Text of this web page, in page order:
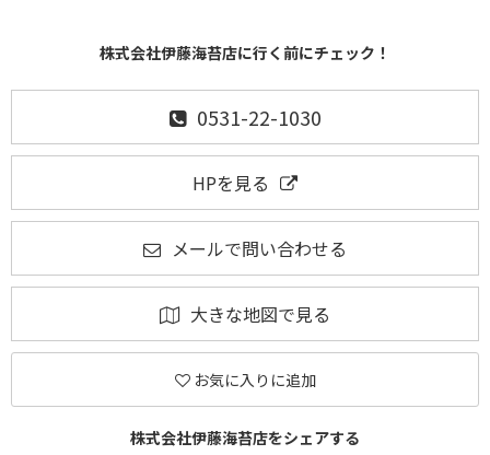
株式会社伊藤海苔店に行く前にチェック！
0531-22-1030
HPを見る
メールで問い合わせる
大きな地図で見る
お気に入りに追加
株式会社伊藤海苔店をシェアする